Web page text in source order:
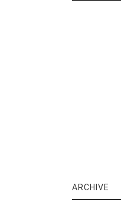
ARCHIVE